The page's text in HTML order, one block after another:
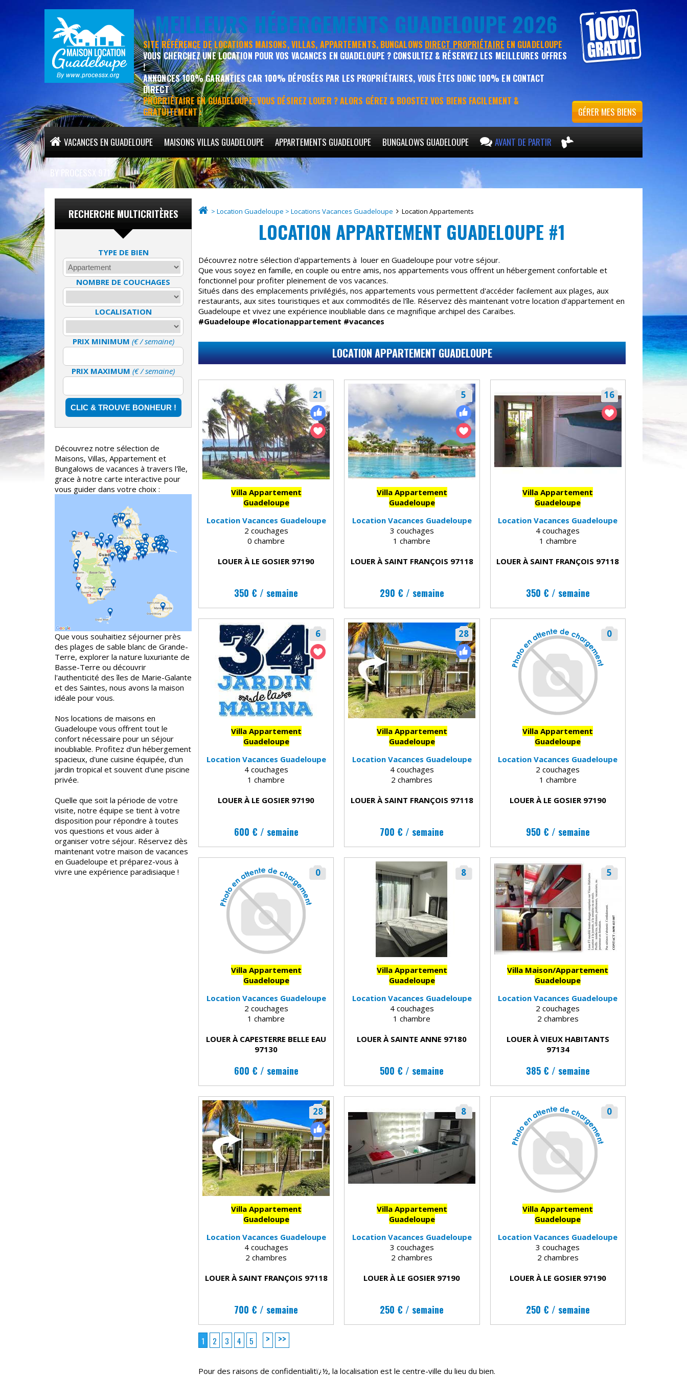
MEILLEURS HÉBERGEMENTS GUADELOUPE 2026
SITE RÉFÉRENCE DE LOCATIONS MAISONS, VILLAS, APPARTEMENTS, BUNGALOWS DIRECT PROPRIÉTAIRE EN GUADELOUPE
VOUS CHERCHEZ UNE LOCATION POUR VOS VACANCES EN GUADELOUPE ? CONSULTEZ & RÉSERVEZ LES MEILLEURES OFFRES
!
ANNONCES 100% GARANTIES CAR 100% DÉPOSÉES PAR LES PROPRIÉTAIRES, VOUS ÊTES DONC 100% EN CONTACT
DIRECT
PROPRIÉTAIRE EN GUADELOUPE, VOUS DÉSIREZ LOUER ? ALORS GÉREZ & BOOSTEZ VOS BIENS FACILEMENT &
GRATUITEMENT :
VACANCES EN GUADELOUPE MAISONS VILLAS GUADELOUPE APPARTEMENTS GUADELOUPE BUNGALOWS GUADELOUPE AVANT DE PARTIR
BY PROCESSX 971
GÉRER MES BIENS
> Location Guadeloupe > Locations Vacances Guadeloupe Location Appartements
LOCATION APPARTEMENT GUADELOUPE #1
Découvrez notre sélection d'appartements à louer en Guadeloupe pour votre séjour.
Que vous soyez en famille, en couple ou entre amis, nos appartements vous offrent un hébergement confortable et
fonctionnel pour profiter pleinement de vos vacances.
Situés dans des emplacements privilégiés, nos appartements vous permettent d'accéder facilement aux plages, aux
restaurants, aux sites touristiques et aux commodités de l'île. Réservez dès maintenant votre location d'appartement en
Guadeloupe et vivez une expérience inoubliable dans ce magnifique archipel des Caraïbes.
#Guadeloupe #locationappartement #vacances
LOCATION APPARTEMENT GUADELOUPE
21
Villa Appartement
Guadeloupe
Location Vacances Guadeloupe
2 couchages
0 chambre
LOUER À LE GOSIER 97190
350 € / semaine
5
Villa Appartement
Guadeloupe
Location Vacances Guadeloupe
3 couchages
1 chambre
LOUER À SAINT FRANÇOIS 97118
290 € / semaine
16
Villa Appartement
Guadeloupe
Location Vacances Guadeloupe
4 couchages
1 chambre
LOUER À SAINT FRANÇOIS 97118
350 € / semaine
6
Villa Appartement
Guadeloupe
Location Vacances Guadeloupe
4 couchages
1 chambre
LOUER À LE GOSIER 97190
600 € / semaine
28
Villa Appartement
Guadeloupe
Location Vacances Guadeloupe
4 couchages
2 chambres
LOUER À SAINT FRANÇOIS 97118
700 € / semaine
0
Villa Appartement
Guadeloupe
Location Vacances Guadeloupe
2 couchages
1 chambre
LOUER À LE GOSIER 97190
950 € / semaine
0
Villa Appartement
Guadeloupe
Location Vacances Guadeloupe
2 couchages
1 chambre
LOUER À CAPESTERRE BELLE EAU
97130
600 € / semaine
8
Villa Appartement
Guadeloupe
Location Vacances Guadeloupe
4 couchages
1 chambre
LOUER À SAINTE ANNE 97180
500 € / semaine
5
Villa Maison/Appartement
Guadeloupe
Location Vacances Guadeloupe
2 couchages
2 chambres
LOUER À VIEUX HABITANTS
97134
385 € / semaine
28
Villa Appartement
Guadeloupe
Location Vacances Guadeloupe
4 couchages
2 chambres
LOUER À SAINT FRANÇOIS 97118
700 € / semaine
8
Villa Appartement
Guadeloupe
Location Vacances Guadeloupe
3 couchages
2 chambres
LOUER À LE GOSIER 97190
250 € / semaine
0
Villa Appartement
Guadeloupe
Location Vacances Guadeloupe
3 couchages
2 chambres
LOUER À LE GOSIER 97190
250 € / semaine
1 2 3 4 5 > >>
Pour des raisons de confidentialitï¿½, la localisation est le centre-ville du lieu du bien.
RECHERCHE MULTICRITÈRES
TYPE DE BIEN
NOMBRE DE COUCHAGES
LOCALISATION
PRIX MINIMUM (€ / semaine)
PRIX MAXIMUM (€ / semaine)
Découvrez notre sélection de
Maisons, Villas, Appartement et
Bungalows de vacances à travers l'île,
grace à notre carte interactive pour
vous guider dans votre choix :
Que vous souhaitiez séjourner près
des plages de sable blanc de Grande-
Terre, explorer la nature luxuriante de
Basse-Terre ou découvrir
l'authenticité des îles de Marie-Galante
et des Saintes, nous avons la maison
idéale pour vous.
Nos locations de maisons en
Guadeloupe vous offrent tout le
confort nécessaire pour un séjour
inoubliable. Profitez d'un hébergement
spacieux, d'une cuisine équipée, d'un
jardin tropical et souvent d'une piscine
privée.
Quelle que soit la période de votre
visite, notre équipe se tient à votre
disposition pour répondre à toutes
vos questions et vous aider à
organiser votre séjour. Réservez dès
maintenant votre maison de vacances
en Guadeloupe et préparez-vous à
vivre une expérience paradisiaque !